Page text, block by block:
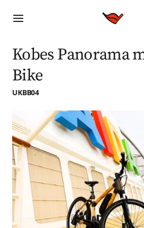
Kobes Panorama
Bike
UKBB04